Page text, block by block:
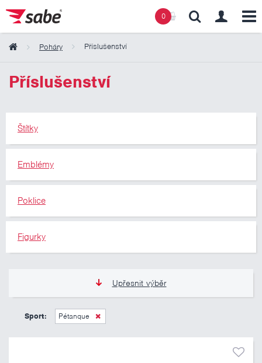
0
Poháry Příslušenství
Příslušenství
Štítky
Emblémy
Poklice
Figurky
Upřesnit výběr
15 Kč
Sport: Pétanque
Obsah košíku